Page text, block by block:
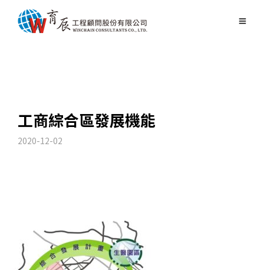
工商綜合區發展機能
2020-12-02